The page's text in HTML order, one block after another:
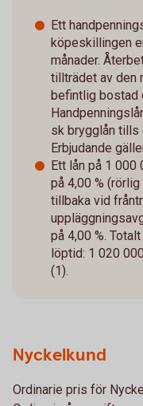
Ett
köpeskillingen
månader.
tillträdet av den
befintlig bostad
sk brygglån tills
Erbjudande
Ett lån på 1 000
på 4,00 %
tillbaka vid
på 4,00 %.
löptid: 1 020
(1).​
Nyckelkund
Ordinarie pris för